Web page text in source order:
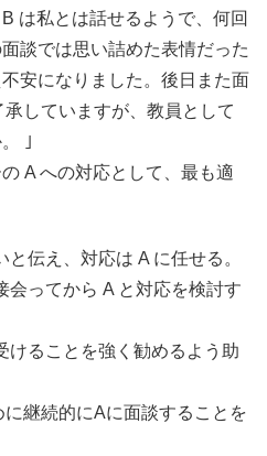
は私とは話せるようで、何回
談では思い詰めた表情だった
安になりました。後日また面
していますが、教員として
｣
A への対応として、最も適
伝え、対応は A に任せる。
ってから A と対応を検討す
ることを強く勧めるよう助
継続的にAに面談することを